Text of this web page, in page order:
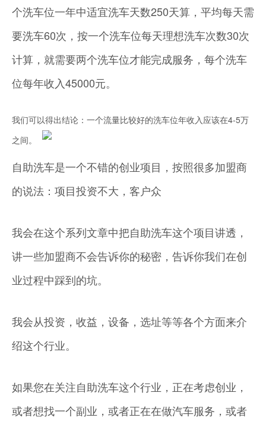
个洗车位一年中适宜洗车天数250天算，平均每天需
要洗车60次，按一个洗车位每天理想洗车次数30次
计算，就需要两个洗车位才能完成服务，每个洗车
位每年收入45000元。
我们可以得出结论：一个流量比较好的洗车位年收入应该在4-5万
之间。
自助洗车是一个不错的创业项目，按照很多加盟商
的说法：项目投资不大，客户众
我会在这个系列文章中把自助洗车这个项目讲透，
讲一些加盟商不会告诉你的秘密，告诉你我们在创
业过程中踩到的坑。
我会从投资，收益，设备，选址等等各个方面来介
绍这个行业。
如果您在关注自助洗车这个行业，正在考虑创业，
或者想找一个副业，或者正在在做汽车服务，或者